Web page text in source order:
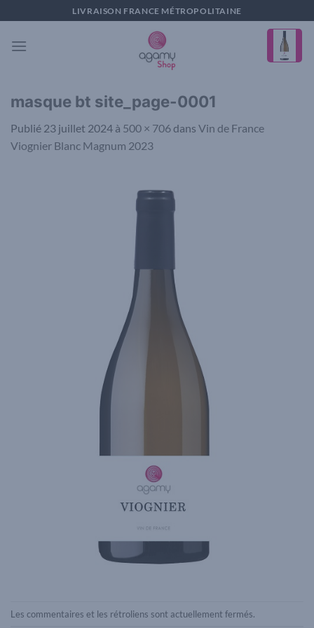
au
contenu
LIVRAISON FRANCE MÉTROPOLITAINE
masque bt site_page-0001
Publié 23 juillet 2024 à 500 × 706 dans Vin de France
Viognier Blanc Magnum 2023
Les commentaires et les rétroliens sont actuellement fermés.